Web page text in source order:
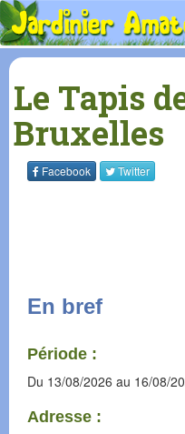
Le Tapis
Bruxelles
Facebook Twitter
En bref
Période :
Du 13/08/2026 au 16/08/
Adresse :